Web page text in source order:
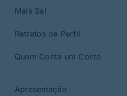
Mais Sal
Retratos de Perfil
Quem Conta um Conto
Apresentação